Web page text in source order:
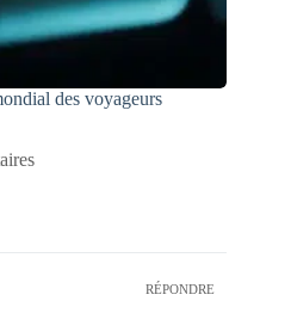
des voyageurs
RÉPONDRE